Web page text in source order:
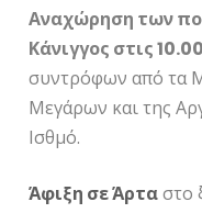
Αναχώρηση των
Κάνιγγος στις 10.00
συντρόφων από τα
Μεγάρων και της
Ισθμό.
Άφιξη σε Άρταστο